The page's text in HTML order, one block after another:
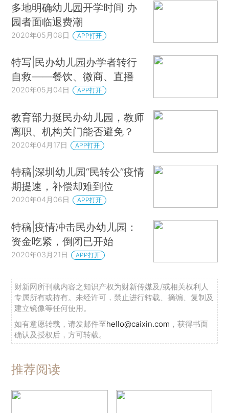
多地明确幼儿园开学时间 办
园者面临退费潮
2020年05月08日 APP打开
特写|民办幼儿园办学者转行
自救——餐饮、微商、直播
2020年05月04日 APP打开
教育部力挺民办幼儿园，教师
离职、机构关门能否避免？
2020年04月17日 APP打开
特稿|深圳幼儿园“民转公”疫情
期提速，补偿却难到位
2020年04月06日 APP打开
特稿|疫情冲击民办幼儿园：
资金吃紧，倒闭已开始
2020年03月21日 APP打开
财新网所刊载内容之知识产权为财新传媒及/或相关权利人
专属所有或持有。未经许可，禁止进行转载、摘编、复制及
建立镜像等任何使用。
如有意愿转载，请发邮件至hello@caixin.com ，获得书面
确认及授权后，方可转载。
推荐阅读